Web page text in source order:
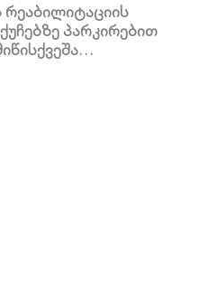
რეაბილიტაციის
პარკირებით
ფართების